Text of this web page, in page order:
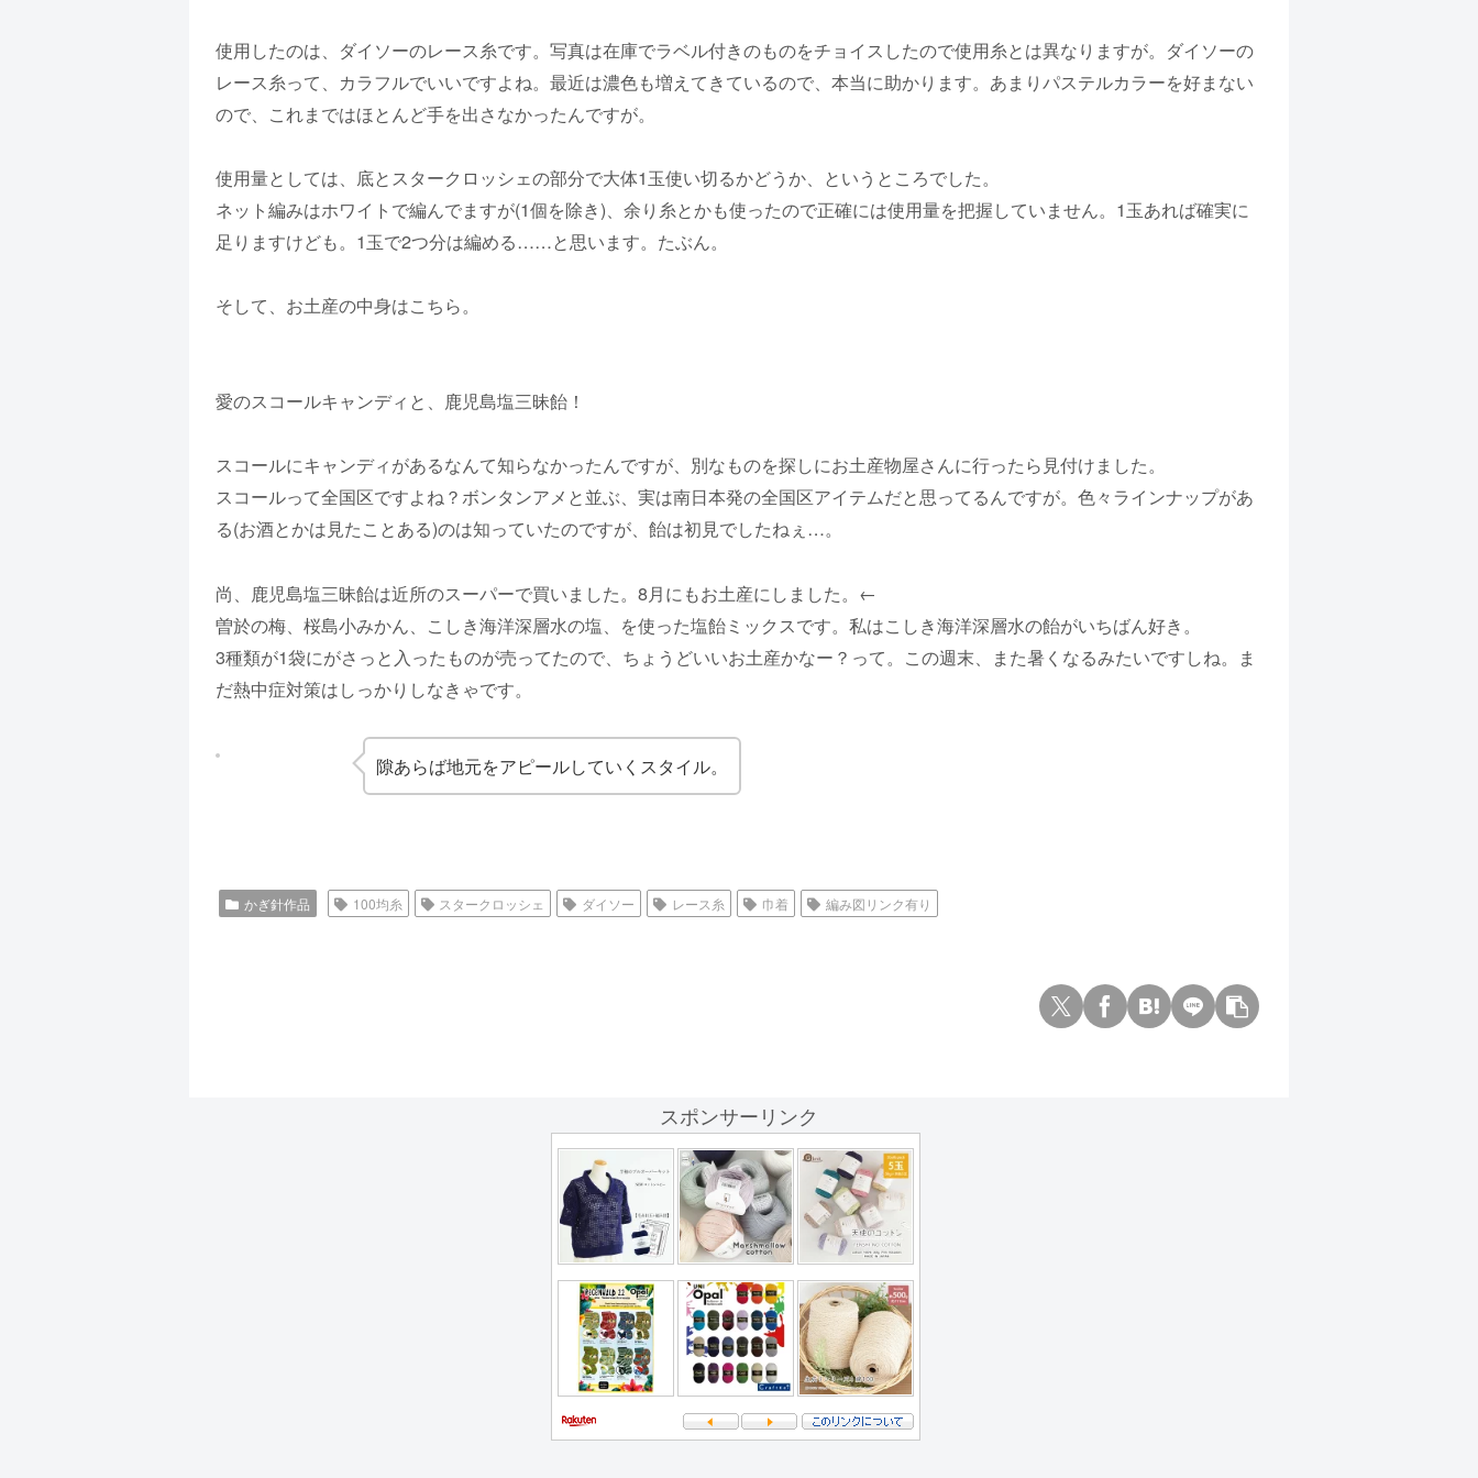
使用したのは、ダイソーのレース糸です。写真は在庫でラベル付きのものをチョイスしたので使用糸とは異なりますが。ダイソーの
レース糸って、カラフルでいいですよね。最近は濃色も増えてきているので、本当に助かります。あまりパステルカラーを好まない
ので、これまではほとんど手を出さなかったんですが。
使用量としては、底とスタークロッシェの部分で大体1玉使い切るかどうか、というところでした。
ネット編みはホワイトで編んでますが(1個を除き)、余り糸とかも使ったので正確には使用量を把握していません。1玉あれば確実に
足りますけども。1玉で2つ分は編める……と思います。たぶん。
そして、お土産の中身はこちら。
愛のスコールキャンディと、鹿児島塩三昧飴！
スコールにキャンディがあるなんて知らなかったんですが、別なものを探しにお土産物屋さんに行ったら見付けました。
スコールって全国区ですよね？ボンタンアメと並ぶ、実は南日本発の全国区アイテムだと思ってるんですが。色々ラインナップがあ
る(お酒とかは見たことある)のは知っていたのですが、飴は初見でしたねぇ…。
尚、鹿児島塩三昧飴は近所のスーパーで買いました。8月にもお土産にしました。←
曽於の梅、桜島小みかん、こしき海洋深層水の塩、を使った塩飴ミックスです。私はこしき海洋深層水の飴がいちばん好き。
3種類が1袋にがさっと入ったものが売ってたので、ちょうどいいお土産かなー？って。この週末、また暑くなるみたいですしね。ま
だ熱中症対策はしっかりしなきゃです。
隙あらば地元をアピールしていくスタイル。
かぎ針作品 100均糸 スタークロッシェ ダイソー レース糸 巾着 編み図リンク有り
スポンサーリンク